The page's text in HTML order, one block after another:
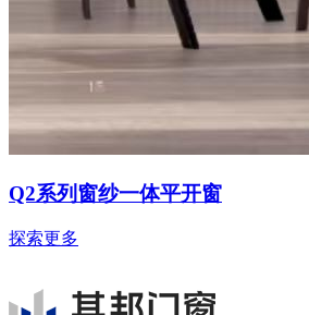
Q2系列窗纱一体平开窗
探索更多